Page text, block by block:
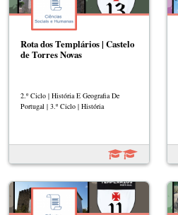
Rota dos Templários | Castelo
de Torres Novas
2.º Ciclo | História E Geografia De
Portugal | 3.º Ciclo | História